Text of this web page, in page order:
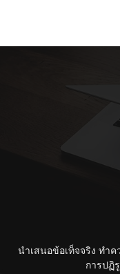
นำเสนอข้อเท็จจริง ทำ
การปฏิ